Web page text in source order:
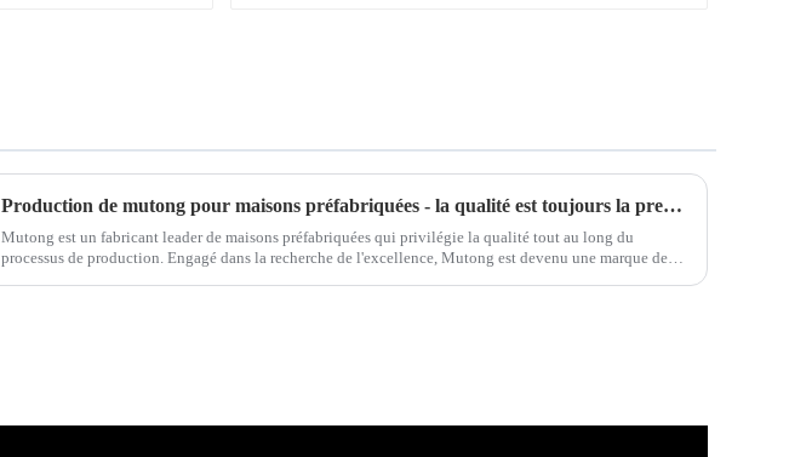
Production de mutong pour maisons préfabriquées - la qualité est toujours la première chose pour nous !
Mutong est un fabricant leader de maisons préfabriquées qui privilégie la qualité tout au long du
processus de production. Engagé dans la recherche de l'excellence, Mutong est devenu une marque de